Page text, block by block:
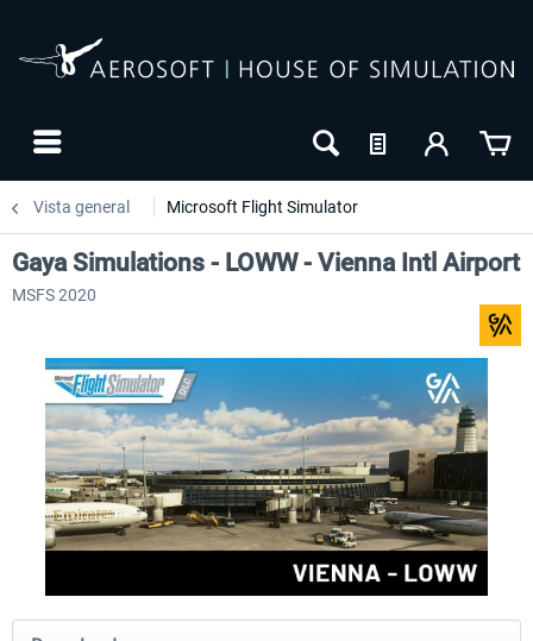
Vista general Microsoft Flight Simulator
24h FREE
EmergencyDispatcherPro - 24h Free
Gaya Simulations - LOWW - Vienna Intl Airport
MSFS 2020